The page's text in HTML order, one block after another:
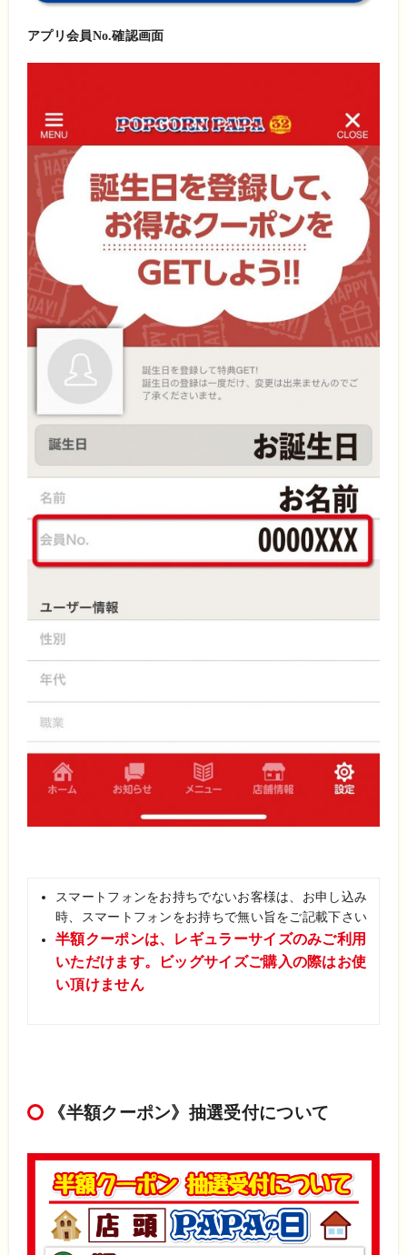
アプリ会員No.確認画面
スマートフォンをお持ちでないお客様は、お申し込み
時、スマートフォンをお持ちで無い旨をご記載下さい
半額クーポンは、レギュラーサイズのみご利用
いただけます。ビッグサイズご購入の際はお使
い頂けません
《半額クーポン》抽選受付について